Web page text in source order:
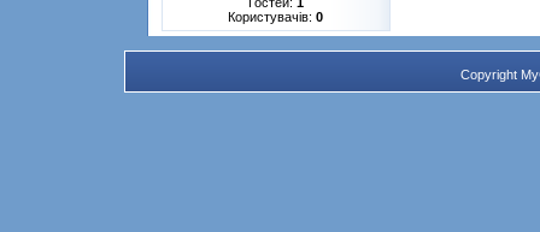
Користувачів: 0
Copyright